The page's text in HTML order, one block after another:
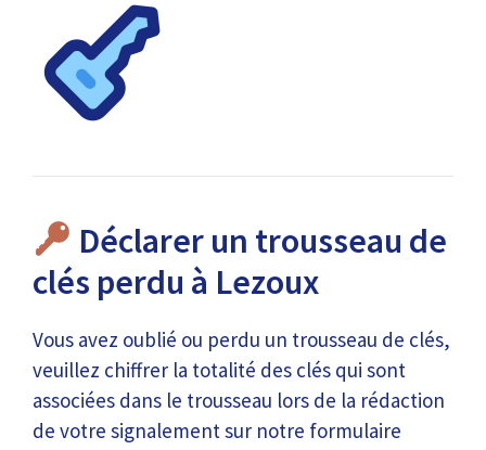
Déclarer un trousseau de
clés perdu à Lezoux
Vous avez oublié ou perdu un trousseau de clés,
veuillez chiffrer la totalité des clés qui sont
associées dans le trousseau lors de la rédaction
de votre signalement sur notre formulaire